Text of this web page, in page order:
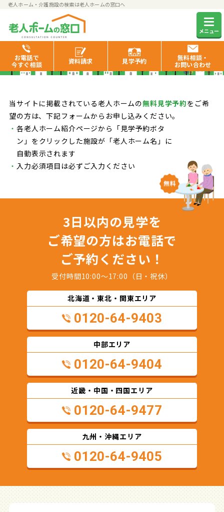
老人ホーム・介護施設の検索は老人ホームの窓口へ
メニュー
お電話で
今すぐ相談
資料請求 見学予約
無料相談・
お問い合わせ
見学予約のお申し込み
当サイトに掲載されている老人ホームの無料見学予約をご希
望の方は、下記フォームからお申し込みください。
各老人ホーム紹介ページから「見学予約ボタ
ン」をクリックした施設が「老人ホーム名」に
自動表示されます
入力必須項目は必ずご入力ください
3日以内の見学を
ご希望の方はお電話で
ご予約ください！
受付時間10:00～17:00（日・祝休）
北海道・東北・関東エリア
0120-64-9403
中部エリア
0120-64-9404
近畿・中国・四国エリア
0120-64-9477
九州・沖縄エリア
0120-64-9405